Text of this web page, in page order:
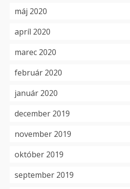
máj 2020
apríl 2020
marec 2020
február 2020
január 2020
december 2019
november 2019
október 2019
september 2019